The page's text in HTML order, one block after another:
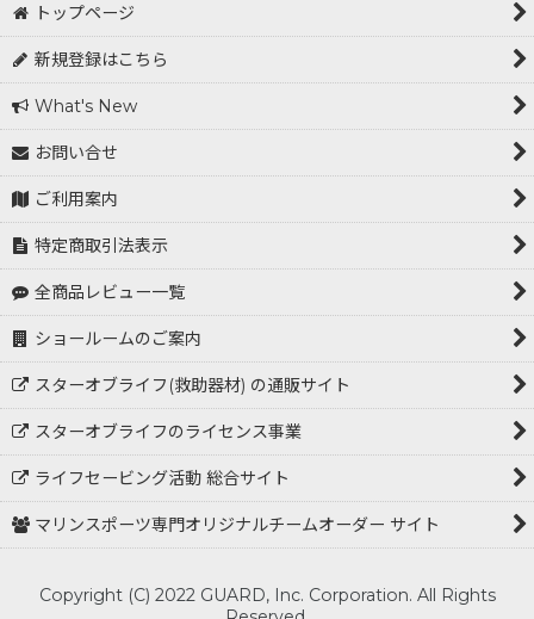
トップページ
新規登録はこちら
What's New
お問い合せ
ご利用案内
特定商取引法表示
全商品レビュー一覧
ショールームのご案内
スターオブライフ(救助器材) の通販サイト
スターオブライフのライセンス事業
ライフセービング活動 総合サイト
マリンスポーツ専門オリジナルチームオーダー サイト
Copyright (C) 2022 GUARD, Inc. Corporation. All Rights